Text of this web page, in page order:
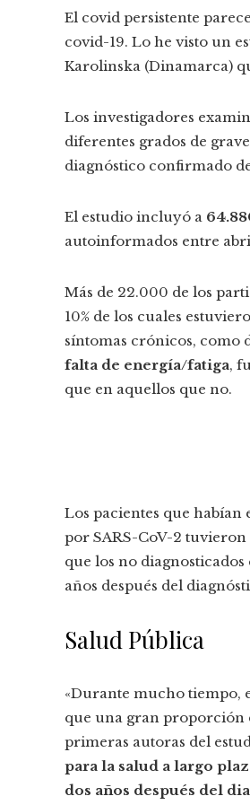
El covid persistente
covid-19. Lo he visto un
Karolinska (Dinamarca)
Los investigadores
diferentes grados de
diagnóstico confirmado
El estudio incluyó a
autoinformados entre
Más de 22.000 de los
10% de los cuales
síntomas crónicos, como
falta de energía/fatiga,
que en aquellos que no.
Los pacientes que habían
por SARS-CoV-2
que los no
años después del
Salud Pública
«Durante mucho tiempo,
que una gran proporción
primeras autoras del
para la salud a largo
dos años después del